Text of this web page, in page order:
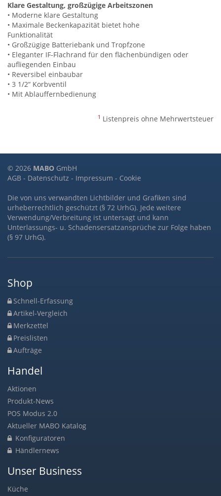
Klare Gestaltung, großzügige Arbeitszonen
• Moderne klare Gestaltung
• Maximale Beckenkapazität bietet hohe
Funktionalität
• Großzügige Batteriebank und Tropfzone
• Eleganter IF-Flachrand für den flächenbündigen oder
aufliegenden Einbau
• Reversibel einbaubar
• 3 1/2“ Korbventil
• Mit Ablauffernbedienung
1 Listenpreis ohne Mehrwertsteuer
© 2026 MABO GmbH
AGB - Datenschutz - Impressum - Cookie
Die von uns verwandten Lichtbilder und Grafiken sind
urheberrechtlich geschützt (§ 72 UrhG). Jede weitere
Verwendung/Verbreitung ist untersagt und kann
Unterlassungs- u. Schadensersatzansprüche zur Folge haben
(§ 97 UrhG).
Shop
Schnell-Erfassung
Artikel-Vergleich
Merkzettel
Preislisten
Aufträge
Handel
Aktionen
Produkt-News
POS Modus 2.0
Aktueller MABO Katalog
Konfiguratoren
Händlernews
Unser Business
Küche